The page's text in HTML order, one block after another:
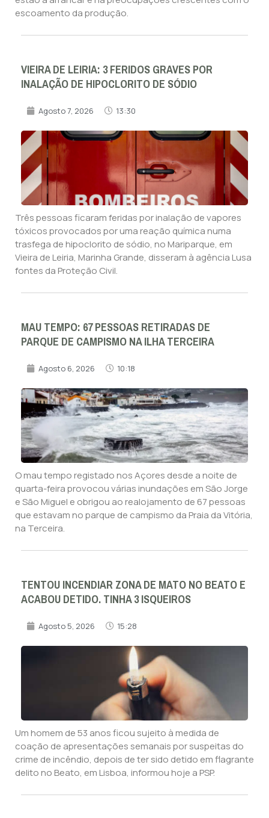
escoamento da produção.
VIEIRA DE LEIRIA: 3 FERIDOS GRAVES POR
INALAÇÃO DE HIPOCLORITO DE SÓDIO
Agosto 7, 2026 13:30
Três pessoas ficaram feridas por inalação de vapores
tóxicos provocados por uma reação química numa
trasfega de hipoclorito de sódio, no Mariparque, em
Vieira de Leiria, Marinha Grande, disseram à agência Lusa
fontes da Proteção Civil.
MAU TEMPO: 67 PESSOAS RETIRADAS DE
PARQUE DE CAMPISMO NA ILHA TERCEIRA
Agosto 6, 2026 10:18
O mau tempo registado nos Açores desde a noite de
quarta-feira provocou várias inundações em São Jorge
e São Miguel e obrigou ao realojamento de 67 pessoas
que estavam no parque de campismo da Praia da Vitória,
na Terceira.
TENTOU INCENDIAR ZONA DE MATO NO BEATO E
ACABOU DETIDO. TINHA 3 ISQUEIROS
Agosto 5, 2026 15:28
Um homem de 53 anos ficou sujeito à medida de
coação de apresentações semanais por suspeitas do
crime de incêndio, depois de ter sido detido em flagrante
delito no Beato, em Lisboa, informou hoje a PSP.